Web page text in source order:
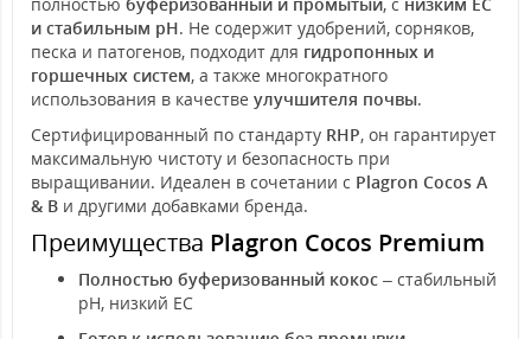
и стабильным pH. Не содержит удобрений, сорняков,
песка и патогенов, подходит для гидропонных и
горшечных систем, а также многократного
использования в качестве улучшителя почвы.
Сертифицированный по стандарту RHP, он гарантирует
максимальную чистоту и безопасность при
выращивании. Идеален в сочетании с Plagron Cocos A
& B и другими добавками бренда.
Преимущества Plagron Cocos Premium
Полностью буферизованный кокос – стабильный
pH, низкий EC